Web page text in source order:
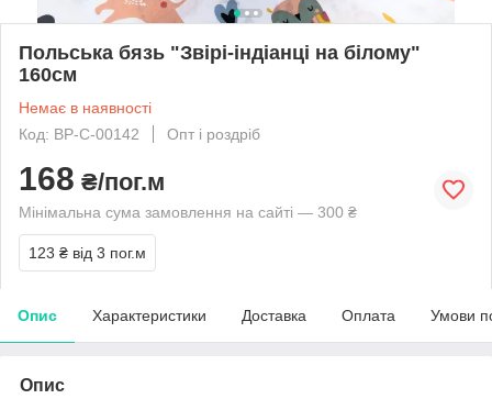
Польська бязь "Звірі-індіанці на білому"
160см
Немає в наявності
Код: BP-C-00142
Опт і роздріб
168 ₴/пог.м
Мінімальна сума замовлення на сайті — 300 ₴
123 ₴ від 3 пог.м
Опис Характеристики Доставка Оплата Умови
Опис